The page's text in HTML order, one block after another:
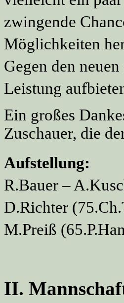
zwingende
Möglichkeiten
Gegen den
Leistung
Ein großes
Zuschauer, die
Aufstellung:
R.Bauer –
D.Richter
M.Preiß
II.